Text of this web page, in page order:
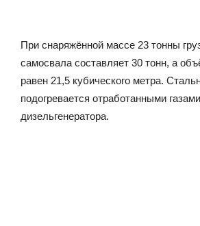
При снаряжённой массе 23 тонны
самосвала составляет 30 тонн, а
равен 21,5 кубического метра.
подогревается отработанными
дизельгенератора.